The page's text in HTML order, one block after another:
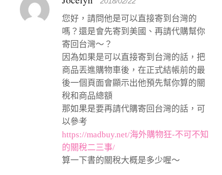
您好，請問他是可以直接寄到台灣的
嗎？還是會先寄到美國、再請代購幫你
寄回台灣～？
因為如果是可以直接寄到台灣的話，把
商品丟進購物車後，在正式結帳前的最
後一個頁面會顯示出他預先幫你算的關
稅和商品總額
那如果是要再請代購寄回台灣的話，可
以參考
https://madbuy.net/海外購物狂-不可不知
的關稅二三事/
算一下書的關稅大概是多少喔～